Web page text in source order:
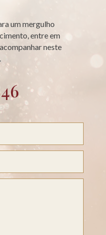
um mergulho
entre em
neste